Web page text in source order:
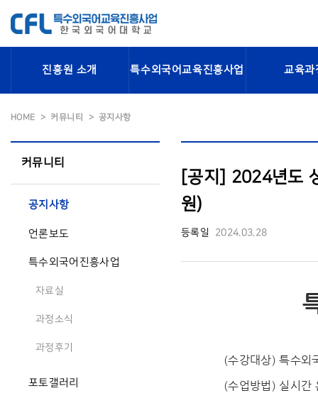
진흥원 소개 특수외국어교육진흥사업 교육과
HOME 커뮤니티 공지사항
커뮤니티
공지사항
언론보도
특수외국어진흥사업
자료실
과정소식
과정후기
포토갤러리
[공지] 2024년도
원)
등록일 2024.03.28
(수강대상) 특수외
(수업방법) 실시간